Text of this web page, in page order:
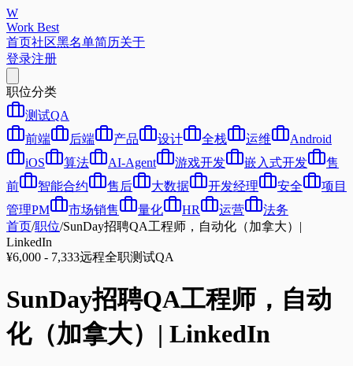
W
Work Best
首页社区黑名单简历关于
登录注册
职位分类
测试QA
前端
后端 产品 设计 全栈 运维
Android
iOS
算法 AI-Agent 游戏开发 嵌入式开发
售
前
智能合约 售后 大数据 开发经理 安全
项目
管理PM
市场销售 量化 HR 运营
法务
首页/职位/SunDay招聘QA工程师，自动化（加拿大）|
LinkedIn
¥6,000 - 7,333远程全职测试QA
SunDay招聘QA工程师，自动
化（加拿大）| LinkedIn